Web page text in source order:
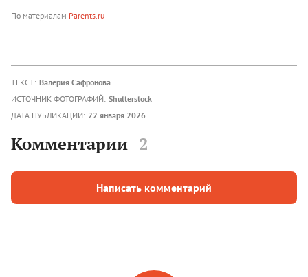
По материалам Parents.ru
ТЕКСТ: Валерия Сафронова
ИСТОЧНИК ФОТОГРАФИЙ: Shutterstock
ДАТА ПУБЛИКАЦИИ: 22 января 2026
Комментарии 2
Написать комментарий